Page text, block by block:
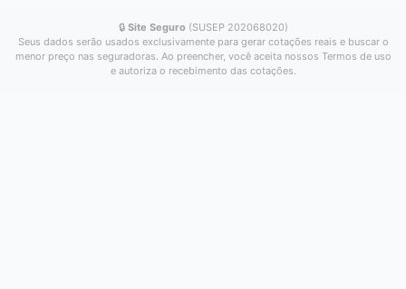
🔒 Site Seguro (SUSEP 202068020)
Seus dados serão usados exclusivamente para gerar cotações reais e buscar o
menor preço nas seguradoras. Ao preencher, você aceita nossos Termos de uso
e autoriza o recebimento das cotações.